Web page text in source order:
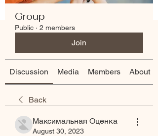
Group
Public · 2 members
Join
Discussion Media Members About
Back
Максимальная Оценка
August 30, 2023